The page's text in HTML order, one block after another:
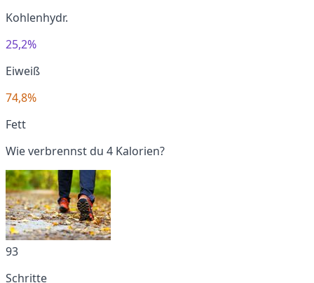
Kohlenhydr.
25,2%
Eiweiß
74,8%
Fett
Wie verbrennst du 4 Kalorien?
93
Schritte